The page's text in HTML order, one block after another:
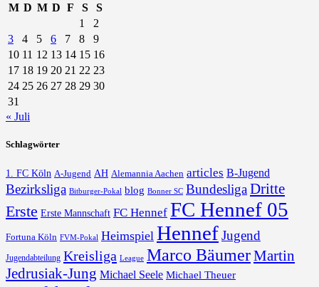
M D M D F S
S
1
2
3
4 5 6 7 8
9
10 11 12 13 14 15 16
17 18 19 20 21 22 23
24 25 26 27 28 29 30
31
« Juli
Schlagwörter
1. FC Köln A-Jugend AH Alemannia Aachen articles B-Jugend
Bezirksliga Bitburger-Pokal blog Bonner SC Bundesliga Dritte
Erste Erste Mannschaft FC Hennef FC Hennef 05
Fortuna Köln FVM-Pokal Heimspiel HennefJugend
Jugendabteilung Kreisliga League Marco BäumerMartin
Jedrusiak-Jung Michael Seele Michael Theuer